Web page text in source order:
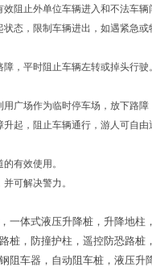
阻止外单位车辆进入和不法车辆
态，限制车辆进出，如遇紧急
，平时阻止车辆左转或掉头行驶
广场作为临时停车场，放下路障
起，阻止车辆通行，游人可自由
有效使用。
可解决警力。
一体式液压升降桩，升降地柱
，防撞护柱，遥控防恐路桩
阻车器，自动阻车桩，液压升